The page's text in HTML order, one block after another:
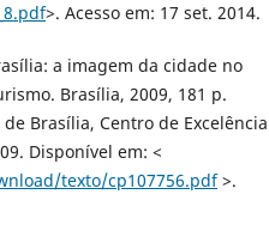
>. Acesso em: 17 set. 2014.
a imagem da cidade no
Brasília, 2009, 181 p.
Brasília, Centro de Excelência
Disponível em: <
texto/cp107756.pdf>.